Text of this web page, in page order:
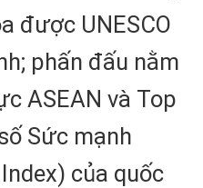
được UNESCO
phấn đấu nằm
ASEAN và Top
Sức mạnh
của quốc